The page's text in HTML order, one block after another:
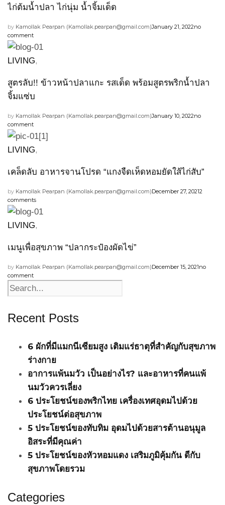
ไก่ต้มน้ำปลา ไก่นุ่ม น้ำจิ้มเด็ด
by Kamollak Pearpan (Kamollak.pearpan@gmail.com)January 21, 2022no
comment
LIVING,
สูตรลับ!! ข้าวหน้าปลาแกะ รสเด็ด พร้อมสูตรพริกน้ำปลา
จิ้มแซ่บ
by Kamollak Pearpan (Kamollak.pearpan@gmail.com)January 10, 2022no
comment
LIVING,
เคล็ดลับ อาหารจานโปรด “แกงจืดเห็ดหอมยัดใส้ไก่สับ”
by Kamollak Pearpan (Kamollak.pearpan@gmail.com)December 27, 20212
comments
LIVING,
เมนูเพื่อสุขภาพ “ปลากระป๋องผัดไข่”
by Kamollak Pearpan (Kamollak.pearpan@gmail.com)December 15, 2021no
comment
Recent Posts
6 ผักที่มีแมกนีเซียมสูง เติมแร่ธาตุที่สำคัญกับสุขภาพ
ร่างกาย
อาการแพ้นมวัว เป็นอย่างไร? และอาหารที่คนแพ้
นมวัวควรเลี่ยง
6 ประโยชน์ของพริกไทย เครื่องเทศอุดมไปด้วย
ประโยชน์ต่อสุขภาพ
5 ประโยชน์ของทับทิม อุดมไปด้วยสารต้านอนุมูล
อิสระที่มีคุณค่า
5 ประโยชน์ของหัวหอมแดง เสริมภูมิคุ้มกัน ดีกับ
สุขภาพโดยรวม
Categories